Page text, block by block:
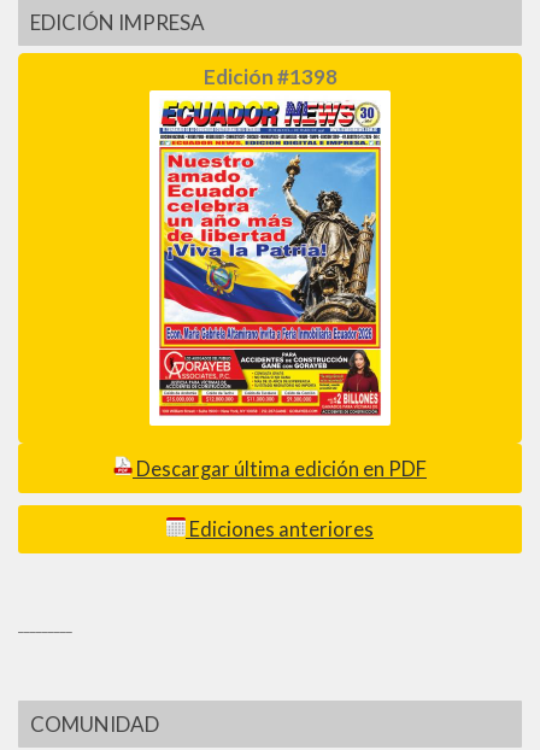
EDICIÓN IMPRESA
Edición #1398
Descargar última edición en PDF
Ediciones anteriores
COMUNIDAD